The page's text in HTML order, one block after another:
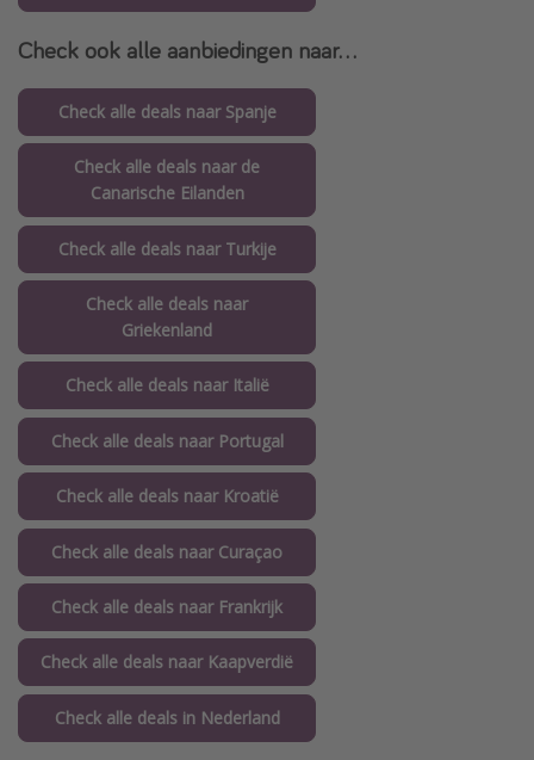
Check ook alle aanbiedingen naar...
Check alle deals naar Spanje
Check alle deals naar de
Canarische Eilanden
Check alle deals naar Turkije
Check alle deals naar
Griekenland
Check alle deals naar Italië
Check alle deals naar Portugal
Check alle deals naar Kroatië
Check alle deals naar Curaçao
Check alle deals naar Frankrijk
Check alle deals naar Kaapverdië
Check alle deals in Nederland